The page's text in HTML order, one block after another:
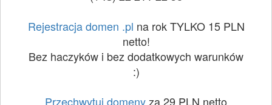
Rejestracja domen .pl na rok TYLKO 15 PLN
netto!
Bez haczyków i bez dodatkowych warunków
:)
Przechwytuj domenyza 29 PLN netto